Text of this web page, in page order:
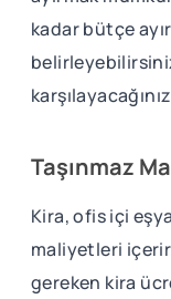
kadar bütçe
Taşınmaz
Kira, ofis içi
maliyetleri
gereken kira